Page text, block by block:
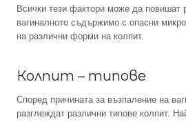
Всички тези фактори може да повишат
вагиналното съдържимо с опасни
на различни форми на колпит.
Колпит – типове
Според причината за възпаление на
разглеждат различни типове колпит.